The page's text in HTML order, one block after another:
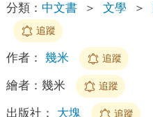
分類： 中文書 ＞ 文學 ＞
追蹤
作者： 幾米 追蹤
繪者： 幾米 追蹤
出版社： 大塊 追蹤